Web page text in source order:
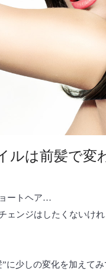
ルは前髪で変
ートヘア…
ェンジはしたくないけ
に少しの変化を加えてみ